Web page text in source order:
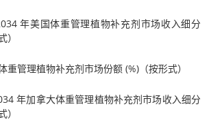
年美国体重管理植物补充剂市场收入细分
）
重管理植物补充剂市场份额 (%)（按形式）
年加拿大体重管理植物补充剂市场收入细分
）